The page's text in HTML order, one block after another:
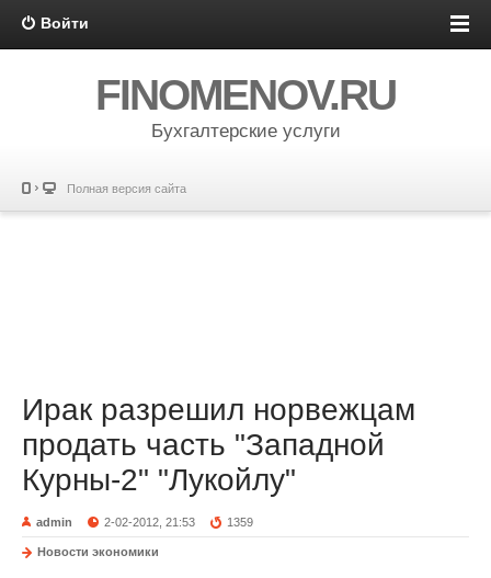
Войти
FINOMENOV.RU
Бухгалтерские услуги
Полная версия сайта
Ирак разрешил норвежцам
продать часть "Западной
Курны-2" "Лукойлу"
admin 2-02-2012, 21:53 1359
Новости экономики